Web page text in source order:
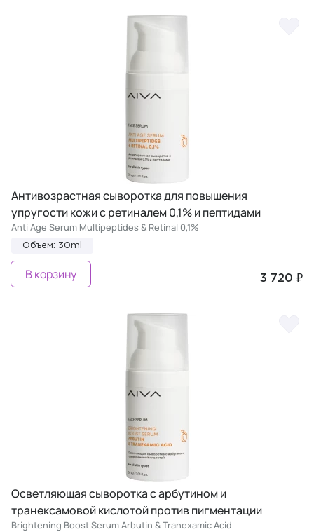
Антивозрастная сыворотка для повышения
упругости кожи с ретиналем 0,1% и пептидами
Anti Age Serum Multipeptides & Retinal 0,1%
Объем: 30ml
3 720 ₽
В корзину
Осветляющая сыворотка с арбутином и
транексамовой кислотой против пигментации
Brightening Boost Serum Arbutin & Tranexamic Acid